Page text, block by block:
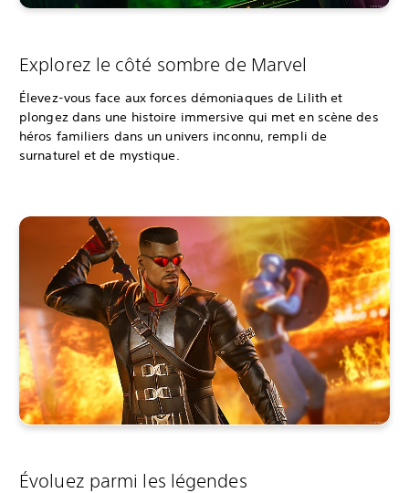
Explorez le côté sombre de Marvel
Élevez-vous face aux forces démoniaques de Lilith et
plongez dans une histoire immersive qui met en scène des
héros familiers dans un univers inconnu, rempli de
surnaturel et de mystique.
Évoluez parmi les légendes